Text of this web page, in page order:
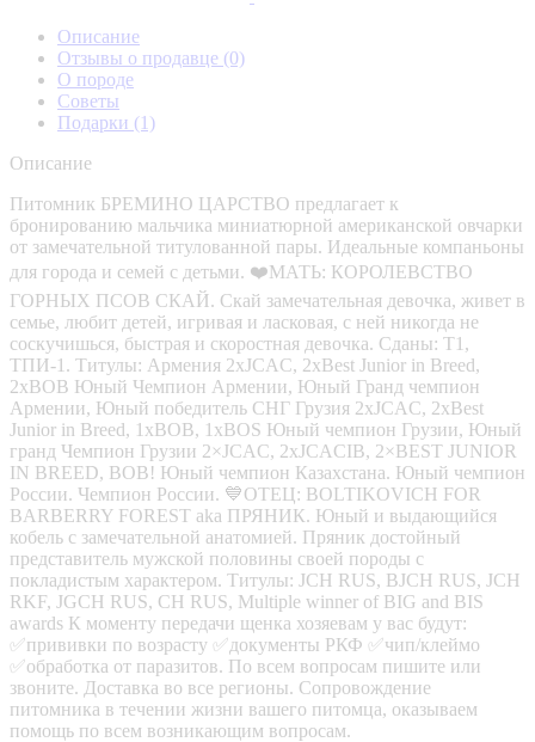
Описание
Отзывы о продавце (0)
О породе
Советы
Подарки (1)
Описание
Питомник БРЕМИНО ЦАРСТВО предлагает к
бронированию мальчика миниатюрной американской овчарки
от замечательной титулованной пары. Идеальные компаньоны
для города и семей с детьми. ❤️МАТЬ: КОРОЛЕВСТВО
ГОРНЫХ ПСОВ СКАЙ. Скай замечательная девочка, живет в
семье, любит детей, игривая и ласковая, с ней никогда не
соскучишься, быстрая и скоростная девочка. Сданы: Т1,
ТПИ-1. Титулы: Армения 2хJCAC, 2xBest Junior in Breed,
2xBOB Юный Чемпион Армении, Юный Гранд чемпион
Армении, Юный победитель СНГ Грузия 2xJCAC, 2xBest
Junior in Breed, 1хBOB, 1хBOS Юный чемпион Грузии, Юный
гранд Чемпион Грузии 2×JCAC, 2xJCACIB, 2×BEST JUNIOR
IN BREED, BOB! Юный чемпион Казахстана. Юный чемпион
России. Чемпион России. 💙ОТЕЦ: BOLTIKOVICH FOR
BARBERRY FOREST aka ПРЯНИК. Юный и выдающийся
кобель с замечательной анатомией. Пряник достойный
представитель мужской половины своей породы с
покладистым характером. Титулы: JCH RUS, BJCH RUS, JCH
RKF, JGCH RUS, CH RUS, Multiple winner of BIG and BIS
awards К моменту передачи щенка хозяевам у вас будут:
✅прививки по возрасту ✅документы РКФ ✅чип/клеймо
✅обработка от паразитов. По всем вопросам пишите или
звоните. Доставка во все регионы. Сопровождение
питомника в течении жизни вашего питомца, оказываем
помощь по всем возникающим вопросам.